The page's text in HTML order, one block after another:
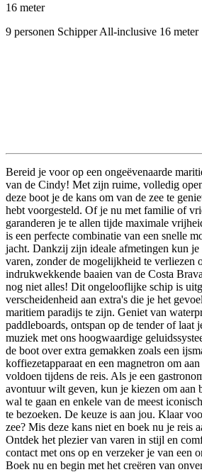
16 meter
9 personen Schipper All-inclusive 16 meter
Beschrijving
Bereid je voor op een ongeëvenaarde
van de Cindy! Met zijn ruime, volledig
deze boot je de kans om van de zee te
hebt voorgesteld. Of je nu met familie of
garanderen je te allen tijde maximale
is een perfecte combinatie van een snelle
jacht. Dankzij zijn ideale afmetingen kun je
varen, zonder de mogelijkheid te verliezen
indrukwekkende baaien van de Costa
nog niet alles! Dit ongelooflijke schip is
verscheidenheid aan extra's die je het
maritiem paradijs te zijn. Geniet van
paddleboards, ontspan op de tender of laat
muziek met ons hoogwaardige
de boot over extra gemakken zoals een
koffiezetapparaat en een magnetron om
voldoen tijdens de reis. Als je een
avontuur wilt geven, kun je kiezen om aan
wal te gaan en enkele van de meest
te bezoeken. De keuze is aan jou. Klaar
zee? Mis deze kans niet en boek nu je reis
Ontdek het plezier van varen in stijl en
contact met ons op en verzeker je van een
Boek nu en begin met het creëren van